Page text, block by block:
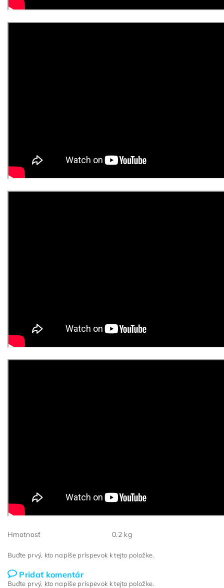
Hmotnosť 0.2 kg
Buďte prvý, kto napíše príspevok k tejto položke.
Pridať komentár
Buďte prvý, kto napíše príspevok k tejto položke.